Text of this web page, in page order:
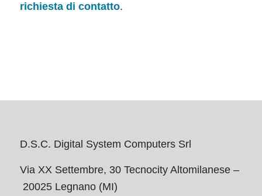
richiesta di contatto.
D.S.C. Digital System Computers Srl
Via XX Settembre, 30 Tecnocity Altomilanese –
20025 Legnano (MI)